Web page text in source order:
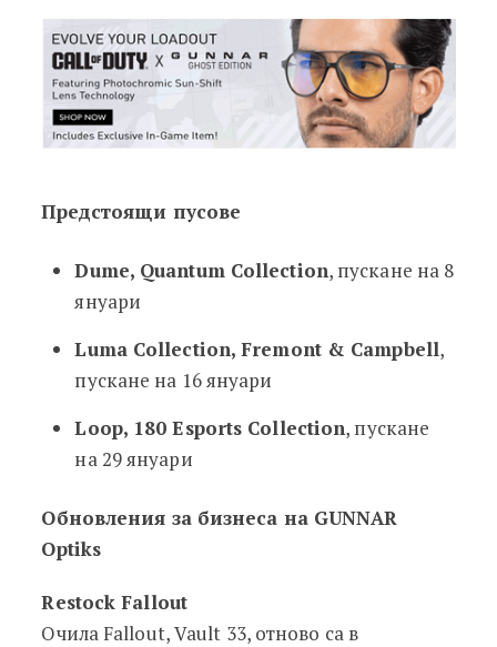
Предстоящи пусове
Dume, Quantum Collection, пускане на 8
януари
Luma Collection, Fremont & Campbell,
пускане на 16 януари
Loop, 180 Esports Collection, пускане
на 29 януари
Обновления за бизнеса на GUNNAR
Optiks
Restock Fallout
Очила Fallout, Vault 33, отново са в